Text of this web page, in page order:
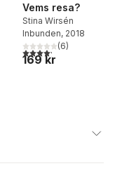
Vems resa?
Stina Wirsén
Inbunden, 2018
4,2utav 5 stjärnor.
(6)
169 kr